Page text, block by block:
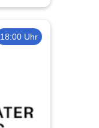
18:00 Uhr